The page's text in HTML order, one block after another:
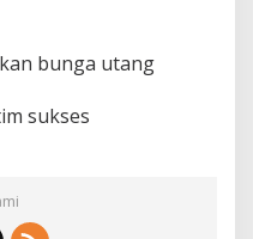
bunga utang
sukses